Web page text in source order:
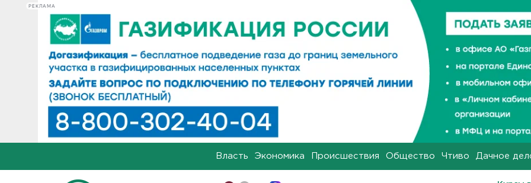
РЕКЛАМА
Власть Экономика Происшествия Общество Чтиво Дачное